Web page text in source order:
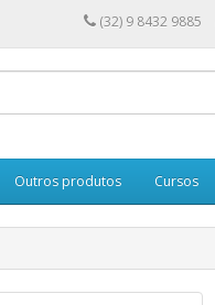
(32) 9 8432 9885
Outros produtos Cursos